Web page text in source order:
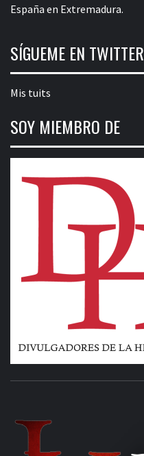
España en Extremadura.
SÍGUEME EN TWITTER
Mis tuits
SOY MIEMBRO DE